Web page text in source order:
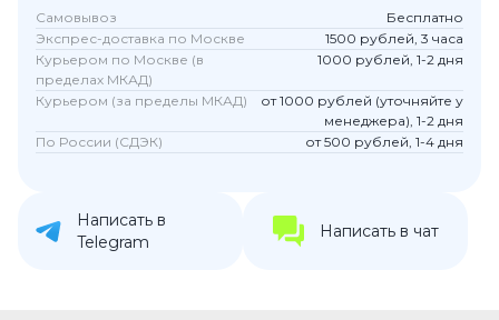
Самовывоз
Бесплатно
Экспрес-доставка по Москве
1500 рублей, 3 часа
Курьером по Москве (в
пределах МКАД)
1000 рублей, 1-2 дня
Курьером (за пределы МКАД)
от 1000 рублей (уточняйте у
менеджера), 1-2 дня
По России (СДЭК)
от 500 рублей, 1-4 дня
Написать в
Telegram
Написать в чат